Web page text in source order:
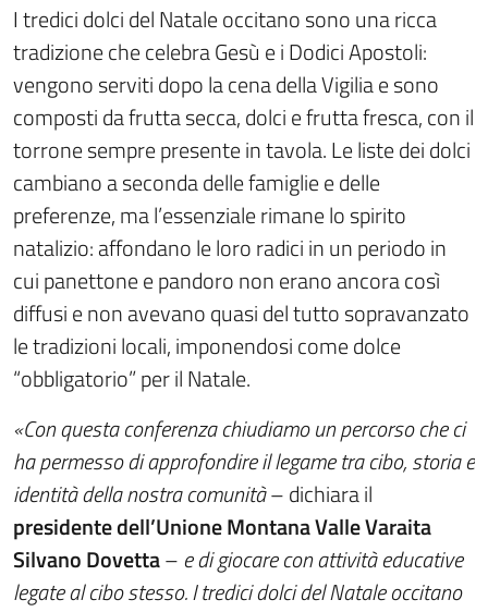
I tredici dolci del Natale occitano sono una ricca
tradizione che celebra Gesù e i Dodici Apostoli:
vengono serviti dopo la cena della Vigilia e sono
composti da frutta secca, dolci e frutta fresca, con il
torrone sempre presente in tavola. Le liste dei dolci
cambiano a seconda delle famiglie e delle
preferenze, ma l’essenziale rimane lo spirito
natalizio: affondano le loro radici in un periodo in
cui panettone e pandoro non erano ancora così
diffusi e non avevano quasi del tutto sopravanzato
le tradizioni locali, imponendosi come dolce
“obbligatorio” per il Natale.
«Con questa conferenza chiudiamo un percorso che ci
ha permesso di approfondire il legame tra cibo, storia e
identità della nostra comunità– dichiara il
presidente dell’Unione Montana Valle Varaita
Silvano Dovetta– e di giocare con attività educative
legate al cibo stesso. I tredici dolci del Natale occitano